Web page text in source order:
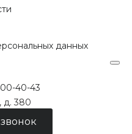
данных
40-43
д. 380